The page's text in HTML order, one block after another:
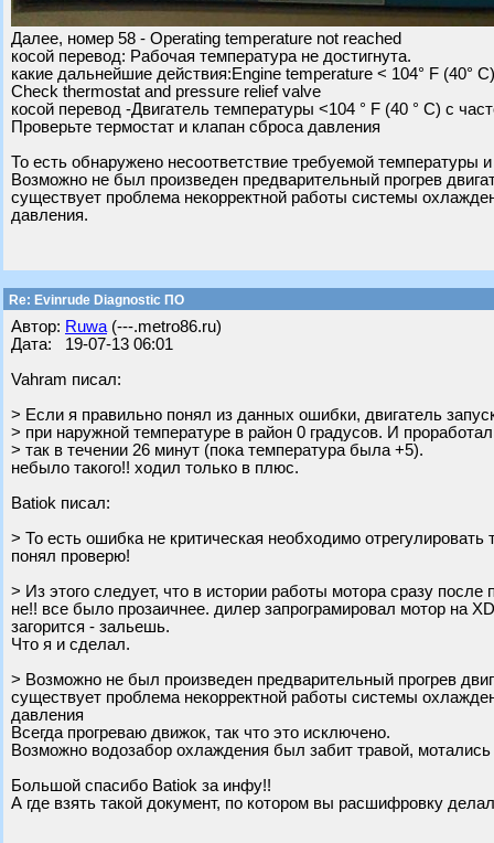
Далее, номер 58 - Operating temperature not reached
косой перевод: Рабочая температура не достигнута.
какие дальнейшие действия:Engine temperature < 104° F (40°
Check thermostat and pressure relief valve
косой перевод -Двигатель температуры <104 ° F (40 ° C) с
Проверьте термостат и клапан сброса давления
То есть обнаружено несоответствие требуемой
Возможно не был произведен предварительный прогрев
существует проблема некорректной работы системы
давления.
Re: Evinrude Diagnostic ПО
Автор: Ruwa (---.metro86.ru)
Дата: 19-07-13 06:01
Vahram писал:
> Если я правильно понял из данных ошибки, двигатель
> при наружной температуре в район 0 градусов. И
> так в течении 26 минут (пока температура была +5).
небыло такого!! ходил только в плюс.
Batiok писал:
> То есть ошибка не критическая необходимо отрегулировать
понял проверю!
> Из этого следует, что в истории работы мотора сразу
не!! все было прозаичнее. дилер запрограмировал мотор на
загорится - зальешь.
Что я и сделал.
> Возможно не был произведен предварительный прогрев
существует проблема некорректной работы системы
давления
Всегда прогреваю движок, так что это исключено.
Возможно водозабор охлаждения был забит травой,
Большой спасибо Batiok за инфу!!
А где взять такой документ, по котором вы расшифровку